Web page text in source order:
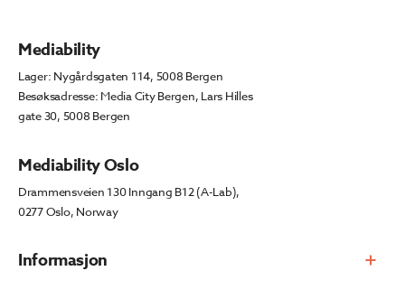
Informasjon
Mediability
Lager: Nygårdsgaten 114, 5008 Bergen
Besøksadresse: Media City Bergen, Lars Hilles
gate 30, 5008 Bergen
Mediability Oslo
Drammensveien 130 Inngang B12 (A-Lab),
0277 Oslo, Norway